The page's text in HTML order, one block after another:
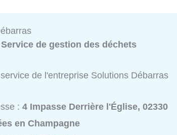
Service de gestion des déchets
de l'entreprise Solutions Débarras
:4 Impasse Derrière l'Église, 02330
en Champagne